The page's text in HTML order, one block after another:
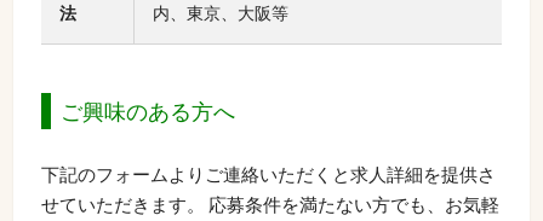
法
内、東京、大阪等
ご興味のある方へ
下記のフォームよりご連絡いただくと求人詳細を提供さ
せていただきます。 応募条件を満たない方でも、お気軽